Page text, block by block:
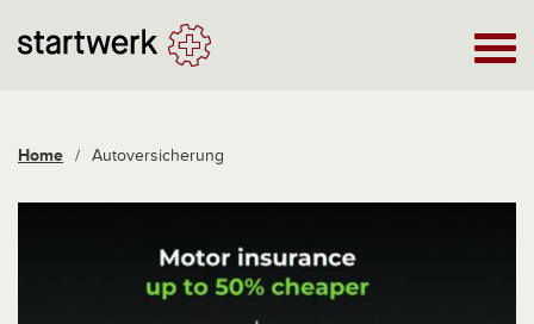
Home / Autoversicherung